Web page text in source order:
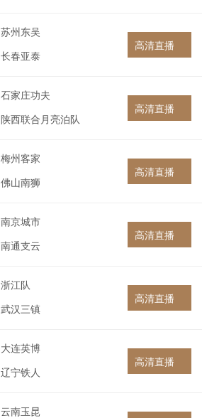
苏州东吴
长春亚泰
高清直播
石家庄功夫
陕西联合月亮泊队
高清直播
梅州客家
佛山南狮
高清直播
南京城市
南通支云
高清直播
浙江队
武汉三镇
高清直播
大连英博
辽宁铁人
高清直播
云南玉昆